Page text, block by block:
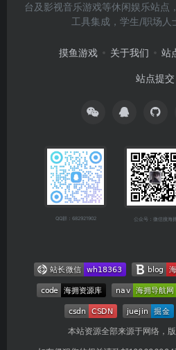
台及影视音乐游戏等休闲娱乐站点
工具集成，学生/职场人
摸鱼游戏 关于我们 站
站点提交
QQ群：682921902 公众号：微信搜海拥
本站资源全部来源于网络，